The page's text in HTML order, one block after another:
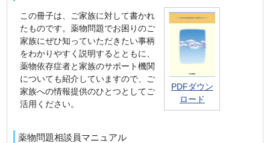
この冊子は、ご家族に対して書かれ
たものです。薬物問題でお困りのご
家族にぜひ知っていただきたい事柄
をわかりやすく説明するとともに、
薬物依存症者と家族のサポート機関
についても紹介していますので、ご
家族への情報提供のひとつとしてご
活用ください。
PDFダウン
ロード
薬物問題相談員マニュアル